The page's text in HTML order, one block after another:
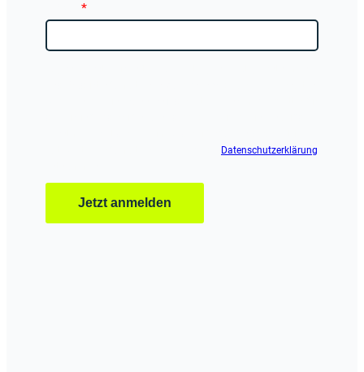
*
Datenschutzerklärung
Jetzt anmelden